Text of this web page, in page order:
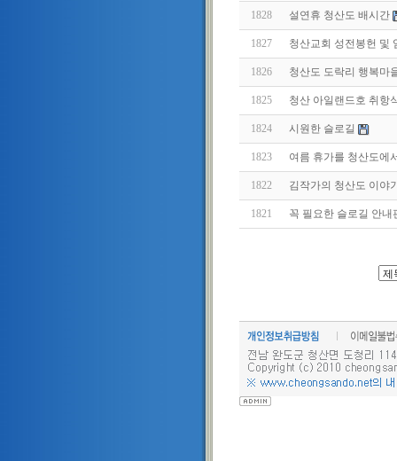
1828 설연휴 청산도 배시간
1827 청산교회 성전봉헌 및
1826 청산도 도락리 행복마
1825 청산 아일랜드호 취항
1824 시원한 슬로길
1823 여름 휴가를 청산도에
1822 김작가의 청산도 이야
1821 꼭 필요한 슬로길 안내